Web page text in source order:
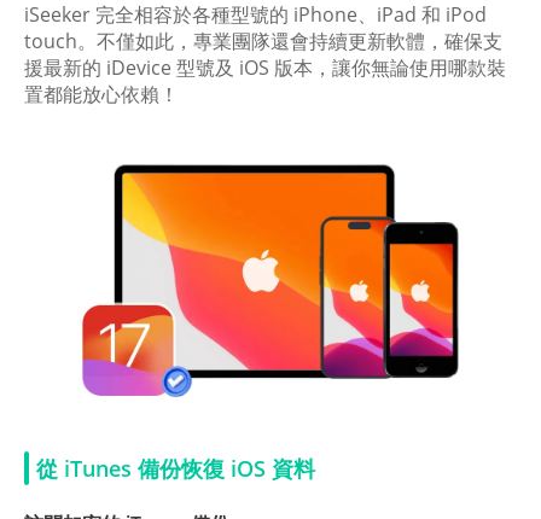
iSeeker 完全相容於各種型號的 iPhone、iPad 和 iPod
touch。不僅如此，專業團隊還會持續更新軟體，確保支
援最新的 iDevice 型號及 iOS 版本，讓你無論使用哪款裝
置都能放心依賴！
從 iTunes 備份恢復 iOS 資料